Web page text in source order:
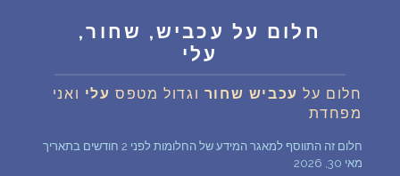
שאלות נפוצות
פענוח חלום אנושי
חלום על עכביש, שחור,
עלי
חלום על עכביש שחור וגדול מטפס עלי ואני
מפחדת
חלום זה התווסף למאגר המידע של החלומות לפני 2 חודשים בתאריך
מאי 30, 2026